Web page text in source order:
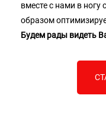
вместе с нами в
образом
Будем рады видеть